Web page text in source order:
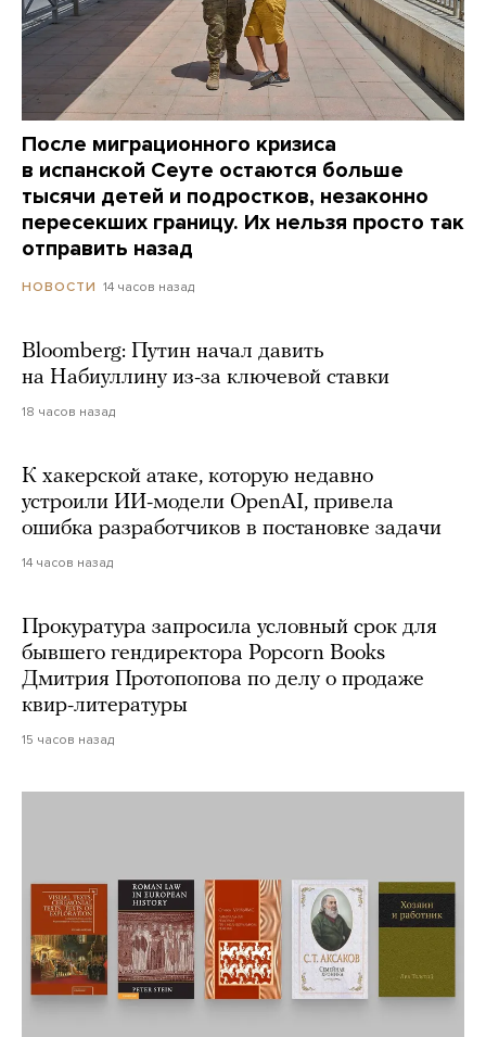
После миграционного кризиса
в испанской Сеуте остаются больше
тысячи детей и подростков, незаконно
пересекших границу. Их нельзя просто так
отправить назад
НОВОСТИ 14 часов назад
Bloomberg: Путин начал давить
на Набиуллину из-за ключевой ставки
18 часов назад
К хакерской атаке, которую недавно
устроили ИИ-модели OpenAI, привела
ошибка разработчиков в постановке задачи
14 часов назад
Прокуратура запросила условный срок для
бывшего гендиректора Popcorn Books
Дмитрия Протопопова по делу о продаже
квир-литературы
15 часов назад